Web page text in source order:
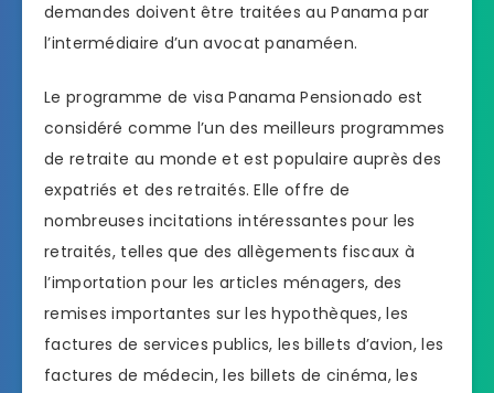
demandes doivent être traitées au Panama par
l’intermédiaire d’un avocat panaméen.
Le programme de visa Panama Pensionado est
considéré comme l’un des meilleurs programmes
de retraite au monde et est populaire auprès des
expatriés et des retraités. Elle offre de
nombreuses incitations intéressantes pour les
retraités, telles que des allègements fiscaux à
l’importation pour les articles ménagers, des
remises importantes sur les hypothèques, les
factures de services publics, les billets d’avion, les
factures de médecin, les billets de cinéma, les